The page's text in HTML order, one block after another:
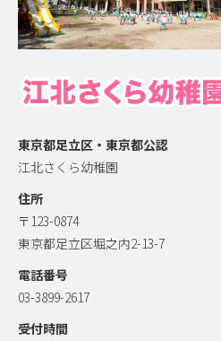
東京都足立区・東京都公認
江北さくら幼稚園
住所
〒123-0874
東京都足立区堀之内2-13-7
電話番号
03-3899-2617
受付時間